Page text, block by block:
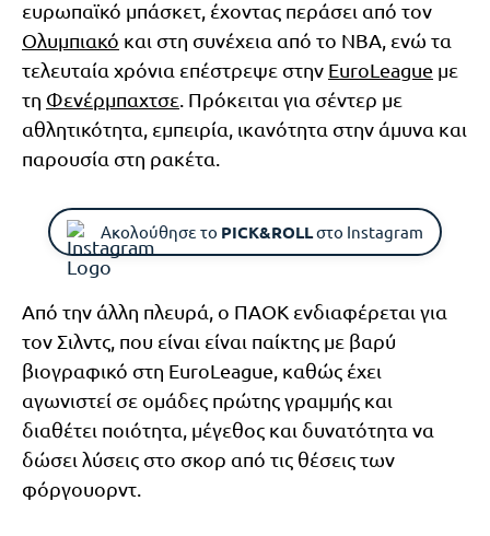
ευρωπαϊκό μπάσκετ, έχοντας περάσει από τον
Ολυμπιακό και στη συνέχεια από το NBA, ενώ τα
τελευταία χρόνια επέστρεψε στην EuroLeague με
τη Φενέρμπαχτσε . Πρόκειται για σέντερ με
αθλητικότητα, εμπειρία, ικανότητα στην άμυνα και
παρουσία στη ρακέτα.
Ακολούθησε το PICK&ROLLστο Instagram
Από την άλλη πλευρά, ο ΠΑΟΚ ενδιαφέρεται για
τον Σιλντς, που είναι είναι παίκτης με βαρύ
βιογραφικό στη EuroLeague, καθώς έχει
αγωνιστεί σε ομάδες πρώτης γραμμής και
διαθέτει ποιότητα, μέγεθος και δυνατότητα να
δώσει λύσεις στο σκορ από τις θέσεις των
φόργουορντ.